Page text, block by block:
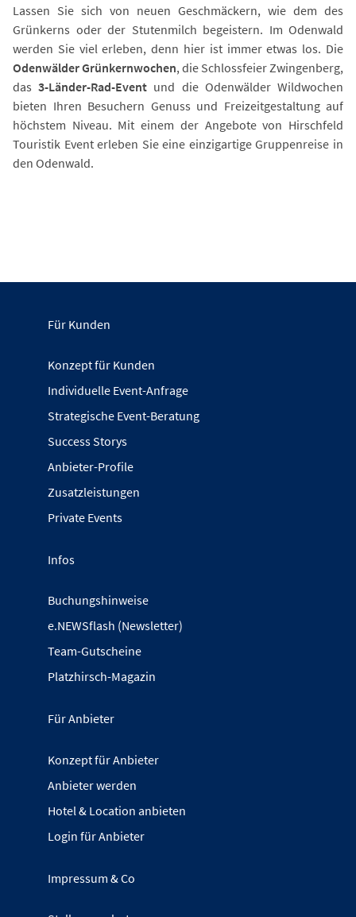
Lassen Sie sich von neuen Geschmäckern, wie dem des
Grünkerns oder der Stutenmilch begeistern. Im Odenwald
werden Sie viel erleben, denn hier ist immer etwas los. Die
Odenwälder Grünkernwochen, die Schlossfeier Zwingenberg,
das3-Länder-Rad-Event und die Odenwälder Wildwochen
bieten Ihren Besuchern Genuss und Freizeitgestaltung auf
höchstem Niveau. Mit einem der Angebote von Hirschfeld
Touristik Event erleben Sie eine einzigartige Gruppenreise in
den Odenwald.
Für Kunden
Konzept für Kunden
Individuelle Event-Anfrage
Strategische Event-Beratung
Success Storys
Anbieter-Profile
Zusatzleistungen
Private Events
Infos
Buchungshinweise
e.NEWSflash (Newsletter)
Team-Gutscheine
Platzhirsch-Magazin
Für Anbieter
Konzept für Anbieter
Anbieter werden
Hotel & Location anbieten
Login für Anbieter
Impressum & Co